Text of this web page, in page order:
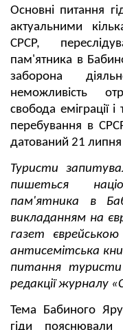
Основні питання
актуальними
СРСР,
пам'ятника в
заборона
неможливість
свобода еміграції
перебування в
датований 21
Туристи
пишеться
пам'ятника в
викладанням на
газет
антисемітська
питання
редакції журналу
Тема Бабиного
гіди